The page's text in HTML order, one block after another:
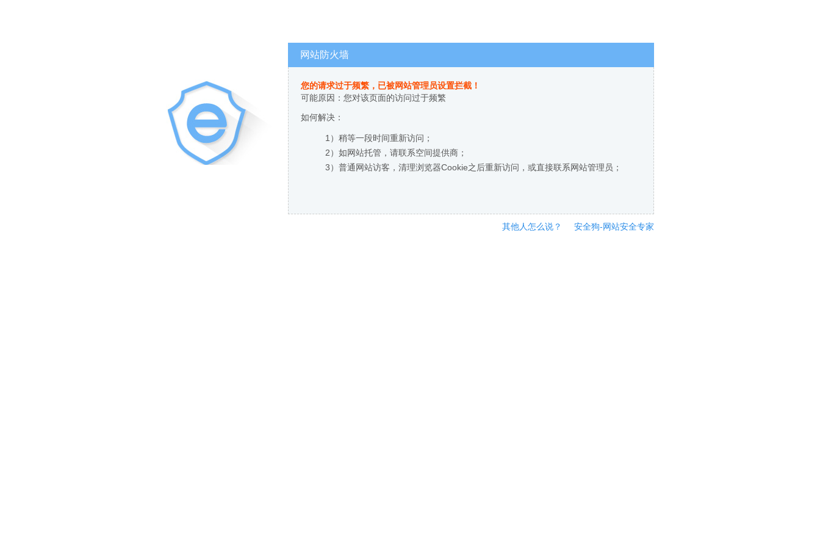
网站防火墙
您的请求过于频繁，已被网站管理员设置拦截！
可能原因：您对该页面的访问过于频繁
如何解决：
1）稍等一段时间重新访问；
2）如网站托管，请联系空间提供商；
3）普通网站访客，清理浏览器Cookie之后重新访问，或直接联系网站管理员；
其他人怎么说？ 安全狗-网站安全专家